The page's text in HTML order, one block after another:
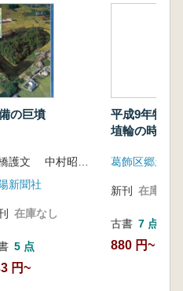
の巨墳
新聞社
在庫なし
5 点
円~
平成9年特
埴輪の時代
新刊 在庫なし
古書 7 点
880 円~